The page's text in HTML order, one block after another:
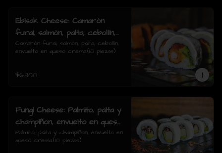
Ebisak Cheese: Camarón
furai, salmón, palta, cebollín,
envuelto en queso crema.
Camarón furai, salmón, palta, cebollín,
envuelto en queso crema.(10 piezas)
$6.300
Fungi Cheese: Palmito, palta y
champiñon, envuelto en queso
crema.
Palmito, palta y champiñon, envuelto en
queso crema.(10 piezas)